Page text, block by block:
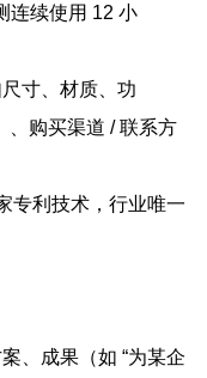
连续使用 12 小
寸、材质、功
、购买渠道 / 联系方
专利技术，行业唯一
、成果（如 “为某企